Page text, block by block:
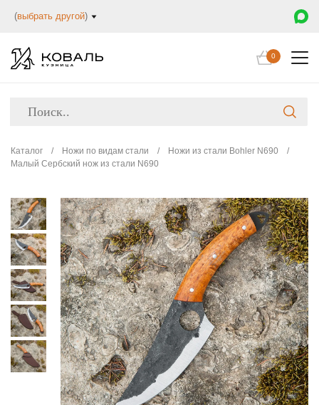
(выбрать другой)
0
Каталог / Ножи по видам стали / Ножи из стали Bohler N690
/
Малый Сербский нож из стали N690